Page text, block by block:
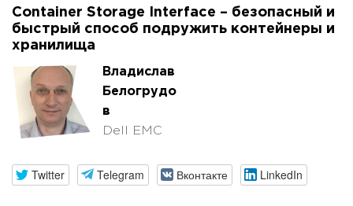
Container Storage Interface – безопасный и
быстрый способ подружить контейнеры и
хранилища
Владислав
Белогрудо
в
Dell EMC
Twitter Telegram Вконтакте LinkedIn